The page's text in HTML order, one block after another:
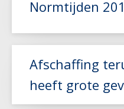
Normtijden
Lees meer
Afschaffing
heeft grote